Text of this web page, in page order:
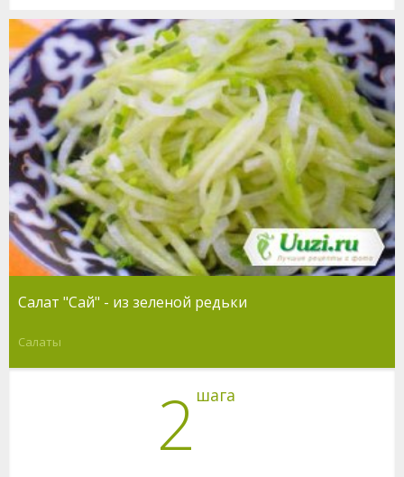
Салат "Сай" - из зеленой редьки
Салаты
2 шага